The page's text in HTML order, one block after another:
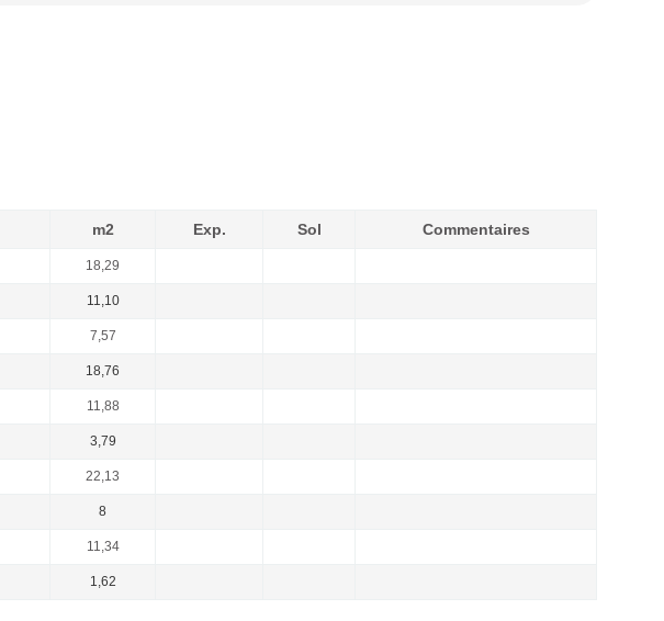
m2 Exp. Sol Commentaires
18,29
11,10
7,57
18,76
11,88
3,79
22,13
8
11,34
1,62